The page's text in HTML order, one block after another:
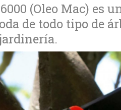
(Oleo Mac) es
de todo tipo de